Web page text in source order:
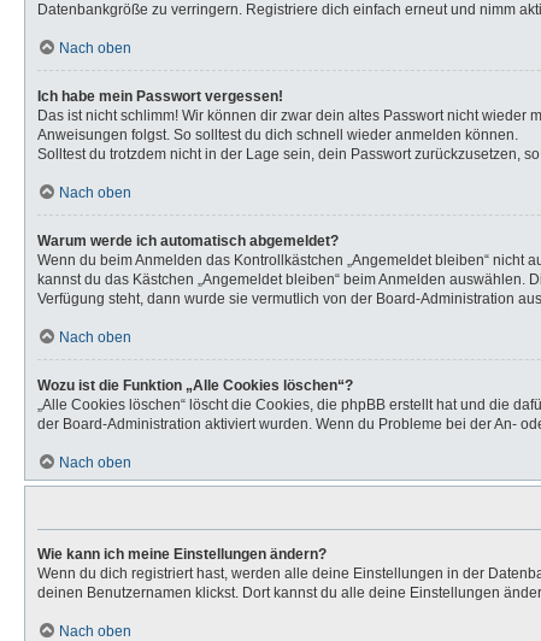
Datenbankgröße zu verringern. Registriere dich einfach erneut und nimm
Nach oben
Ich habe mein Passwort vergessen!
Das ist nicht schlimm! Wir können dir zwar dein altes Passwort nicht wieder
Anweisungen folgst. So solltest du dich schnell wieder anmelden können.
Solltest du trotzdem nicht in der Lage sein, dein Passwort zurückzusetzen,
Nach oben
Warum werde ich automatisch abgemeldet?
Wenn du beim Anmelden das Kontrollkästchen „Angemeldet bleiben“
kannst du das Kästchen „Angemeldet bleiben“ beim Anmelden
Verfügung steht, dann wurde sie vermutlich von der Board-Administration
Nach oben
Wozu ist die Funktion „Alle Cookies löschen“?
„Alle Cookies löschen“ löscht die Cookies, die phpBB erstellt hat und die
der Board-Administration aktiviert wurden. Wenn du Probleme bei der An-
Nach oben
Wie kann ich meine Einstellungen ändern?
Wenn du dich registriert hast, werden alle deine Einstellungen in der
deinen Benutzernamen klickst. Dort kannst du alle deine Einstellungen
Nach oben